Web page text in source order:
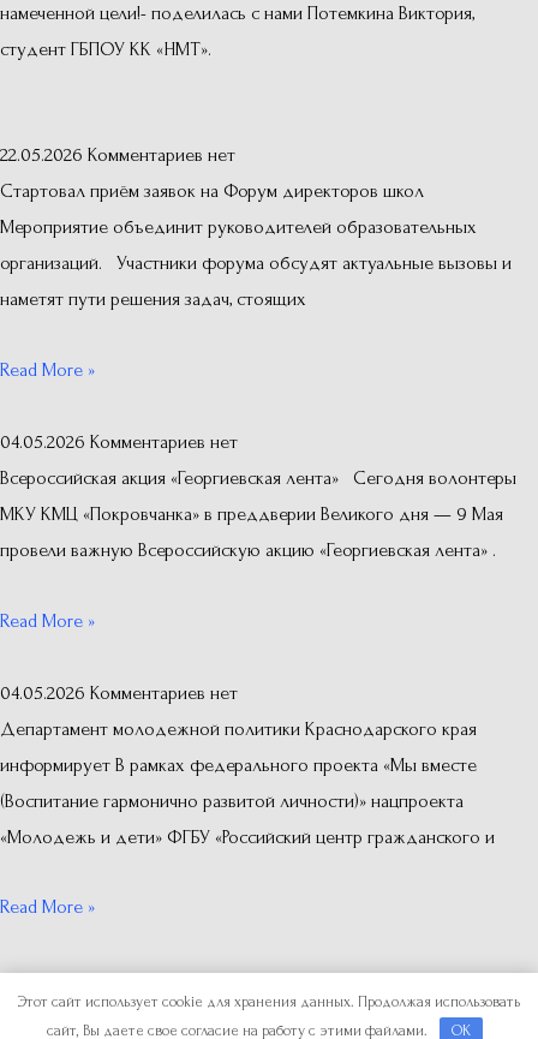
намеченной цели!- поделилась с нами Потемкина Виктория,
студент ГБПОУ КК «НМТ».
22.05.2026 Комментариев нет
Стартовал приём заявок на Форум директоров школ
Мероприятие объединит руководителей образовательных
организаций. Участники форума обсудят актуальные вызовы и
наметят пути решения задач, стоящих
Read More »
04.05.2026 Комментариев нет
Всероссийская акция «Георгиевская лента» Сегодня волонтеры
МКУ КМЦ «Покровчанка» в преддверии Великого дня — 9 Мая
провели важную Всероссийскую акцию «Георгиевская лента» .
Read More »
04.05.2026 Комментариев нет
Департамент молодежной политики Краснодарского края
информирует В рамках федерального проекта «Мы вместе
(Воспитание гармонично развитой личности)» нацпроекта
«Молодежь и дети» ФГБУ «Российский центр гражданского и
Read More »
Copyright © 2026 Отдел по делам молодежи
Этот сайт использует cookie для хранения данных. Продолжая использовать
сайт, Вы даете свое согласие на работу с этими файлами.
OK